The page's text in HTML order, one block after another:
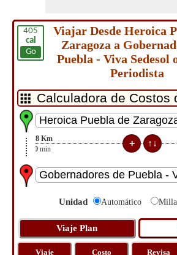
405
cal
Go
Viajar Desde Heroica
Zaragoza a
Puebla - Viva Sedesol
Periodista
8 Km
20 min
Unidad Automático
Viaje
Costo
Revisa